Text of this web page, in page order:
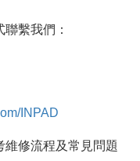
繫我們：
INPAD
修流程及常見問題